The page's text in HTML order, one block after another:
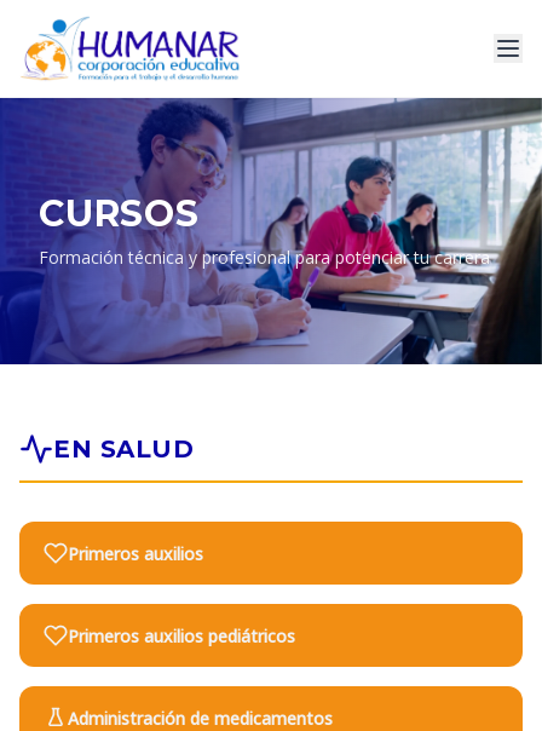
CURSOS
Formación técnica y profesional para potenciar tu carrera
EN SALUD
Primeros auxilios
Primeros auxilios pediátricos
Administración de medicamentos